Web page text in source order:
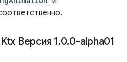
Версия 1.0.0-alpha01